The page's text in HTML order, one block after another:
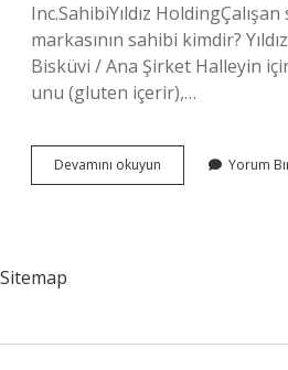
Inc.SahibiYıldız HoldingÇalışan
markasının sahibi kimdir?
Bisküvi / Ana Şirket Halleyin
unu (gluten içerir),…
Devamını okuyun
Halley
Yorum
Sitemap